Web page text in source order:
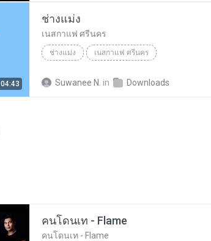
04:43
ช่างแม่ง
เนสกาแฟ ศรีนคร
ช่างแม่ง เนสกาแฟ ศรีนคร
Suwanee N. in Downloads
คนโดนเท - Flame
คนโดนเท - Flame